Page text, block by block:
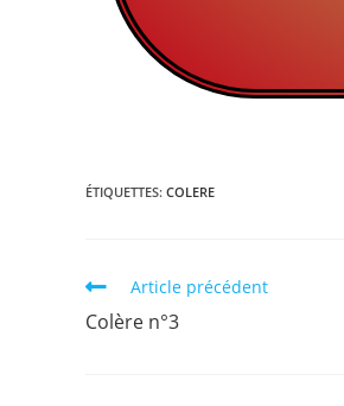
ÉTIQUETTES: COLERE
Article précédent
Colère n°3